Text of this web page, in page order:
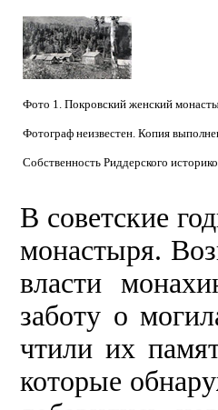
Фото 1. Покровский женский
Фотограф неизвестен. Копия
Собственность Риддерского
В советские
монастыря.
власти
заботу о
чтили их
которые